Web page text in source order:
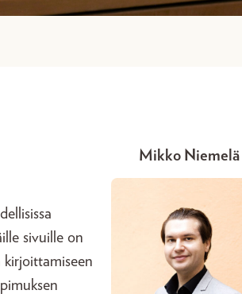
sivuille on
Mikko Niemelä